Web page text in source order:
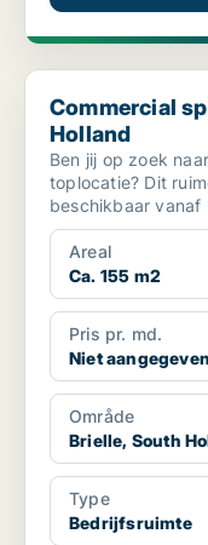
Commercial space in
Commercial
Holland
Ben jij op zoek
toplocatie? Dit
beschikbaar vanaf
- Op...
Areal
Ca. 155 m2
Pris pr. md.
Niet aangegeven
Område
Brielle, South
Type
Bedrijfsruimte